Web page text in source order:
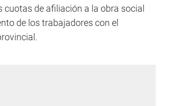
cuotas de afiliación a la obra social
de los trabajadores con el